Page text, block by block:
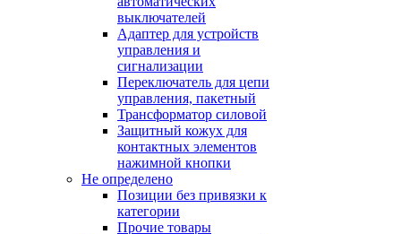
выключателей
Адаптер для устройств
управления и
сигнализации
Переключатель для цепи
управления, пакетный
Трансформатор силовой
Защитный кожух для
контактных элементов
нажимной кнопки
Не определено
Позиции без привязки к
категории
Прочие товары